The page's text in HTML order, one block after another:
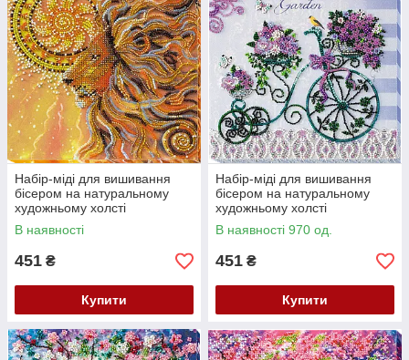
Набір-міді для вишивання
бісером на натуральному
художньому холсті
"Сонцелев" Абрис Арт AMB-
021
В наявності
451 ₴
Купити
Набір-міді для вишивання
бісером на натуральному
художньому холсті
"Романтичний сад" Абрис Арт
AMB-031
В наявності 970 од.
451 ₴
Купити